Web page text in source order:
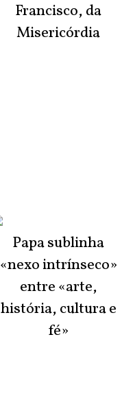
Francisco, da
Misericórdia
Papa sublinha
«nexo intrínseco»
entre «arte,
história, cultura e
fé»